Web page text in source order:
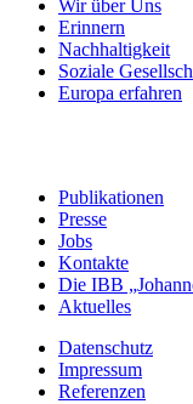
Wir über Uns
Erinnern
Nachhaltigkeit
Soziale
Europa erfahren
Publikationen
Presse
Jobs
Kontakte
Die IBB
Aktuelles
Datenschutz
Impressum
Referenzen